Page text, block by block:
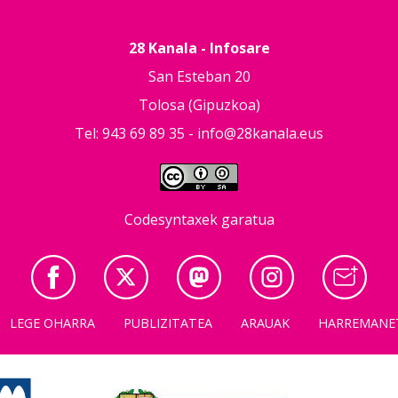
28 Kanala - Infosare
San Esteban 20
Tolosa (Gipuzkoa)
Tel: 943 69 89 35 - info@28kanala.eus
Codesyntaxek garatua
LEGE OHARRA PUBLIZITATEA ARAUAK